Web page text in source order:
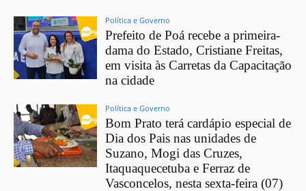
Política e Governo
Prefeito de Poá recebe a primeira-
dama do Estado, Cristiane Freitas,
em visita às Carretas da Capacitação
na cidade
Política e Governo
Bom Prato terá cardápio especial de
Dia dos Pais nas unidades de
Suzano, Mogi das Cruzes,
Itaquaquecetuba e Ferraz de
Vasconcelos, nesta sexta-feira (07)